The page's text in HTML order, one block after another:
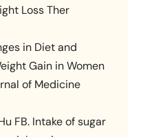
Loss Ther
in Diet and
Gain in Women
of Medicine
FB. Intake of sugar